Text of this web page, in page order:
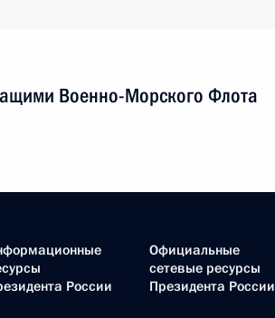
Военно-Морского Флота
России
Официальные
сетевые ресурсы
Президента России